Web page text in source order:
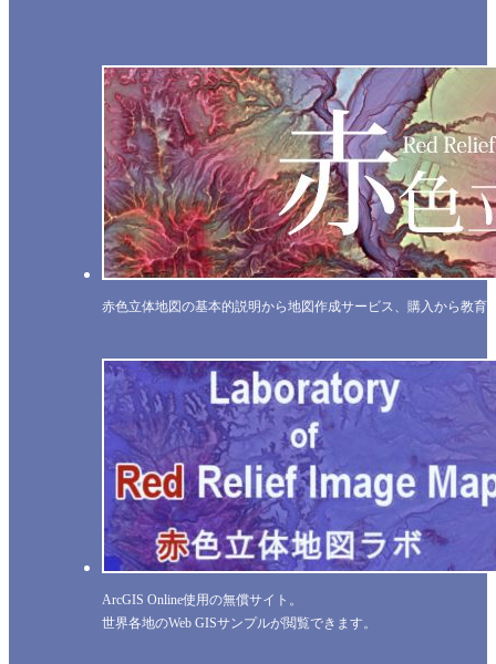
赤色立体地図の基本的説明から地図作成サービス、購入から教育
ArcGIS Online使用の無償サイト。
世界各地のWeb GISサンプルが閲覧できます。